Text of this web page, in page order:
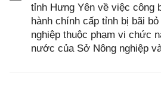
tỉnh Hưng Yên về việc công
hành chính cấp tỉnh bị bãi
nghiệp thuộc phạm vi chức
nước của Sở Nông nghiệp